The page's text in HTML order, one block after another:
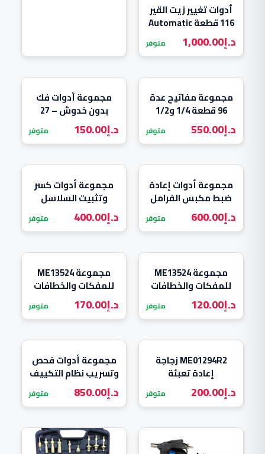
أدوات تغيير زيت القير
116 قطعة Automatic
Gearbox Joints
Transmission Oilد.إ1,000.00 متوفر
مجموعة مفاتيح عدة
96 قطعة 1/4 و1/2
بوصة – ME13342د.إ550.00 متوفر
مجموعة أدوات فك
بدون خدوش – 27
قطعة ( ME01727 )د.إ150.00 متوفر
مجموعة أدوات إعادة
ضبط مكبس الفرامل
ME01676B د.إ600.00 متوفر
مجموعة أدوات كسر
وتثبيت السلاسل
للدراجات النارية
MEN1420 د.إ400.00 متوفر
مجموعة ME13524
للمفكات والخطافات
الدقيقة بـ 12 قطعةد.إ120.00 متوفر
مجموعة ME13524
للمفكات والخطافات
الدقيقة بـ 12 قطعةد.إ170.00 متوفر
ME01294R2 زجاجة
إعادة تعبئة
لتر د.إ200.00 متوفر
مجموعة أدوات فحص
وتسريب نظام التكييف
د.إ850.00 متوفر